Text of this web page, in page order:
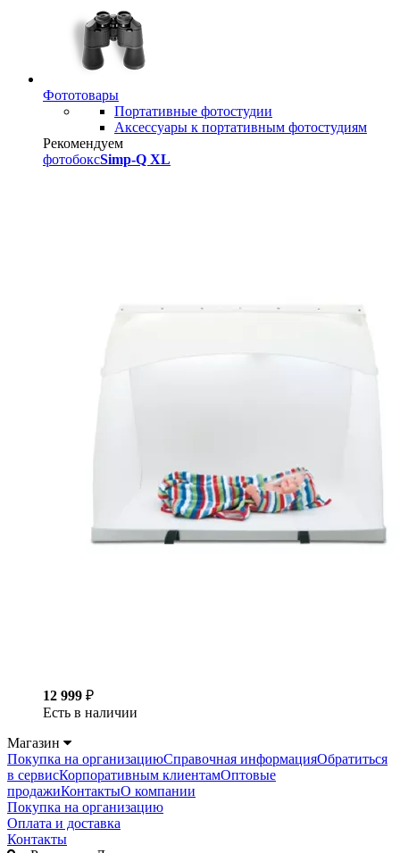
Фототовары
Портативные фотостудии
Аксессуары к портативным фотостудиям
Рекомендуем
фотобоксSimp-Q XL
12 999 ₽
Есть в наличии
Магазин
Покупка на организациюСправочная информацияОбратиться
в сервисКорпоративным клиентамОптовые
продажиКонтактыО компании
Покупка на организацию
Оплата и доставка
Контакты